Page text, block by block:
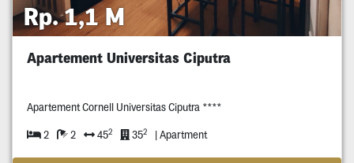
Rp. 1,1 M
Apartement Universitas Ciputra
Apartement Cornell Universitas Ciputra ****
2 2 452 352 | Apartment